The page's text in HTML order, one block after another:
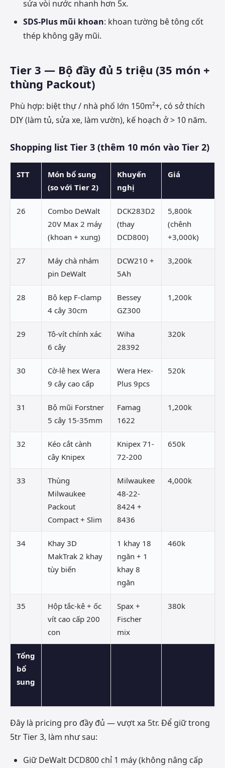
sửa vòi nước nhanh hơn 5x.
SDS-Plus mũi khoan: khoan tường bê tông cốt
thép không gãy mũi.
Tier 3 — Bộ đầy đủ 5 triệu (35 món +
thùng Packout)
Phù hợp: biệt thự / nhà phố lớn 150m²+, có sở thích
DIY (làm tủ, sửa xe, làm vườn), kế hoạch ở > 10 năm.
Shopping list Tier 3 (thêm 10 món vào Tier 2)
STT
Món bổ sung
(so với Tier 2)
Khuyến
nghị
Giá
26
Combo DeWalt
20V Max 2 máy
(khoan + xung)
DCK283D2
(thay
DCD800)
5,800k
(chênh
+3,000k)
27
Máy chà nhám
pin DeWalt
DCW210 +
5Ah
3,200k
28
Bộ kẹp F-clamp
4 cây 30cm
Bessey
GZ300
1,200k
29
Tô-vít chính xác
6 cây
Wiha
28392
320k
30
Cờ-lê hex Wera
9 cây cao cấp
Wera Hex-
Plus 9pcs
520k
31
Bộ mũi Forstner
5 cây 15-35mm
Famag
1622
1,200k
32
Kéo cắt cành
cây Knipex
Knipex 71-
72-200
650k
33
Thùng
Milwaukee
Packout
Compact + Slim
Milwaukee
48-22-
8424 +
8436
4,000k
34
Khay 3D
MakTrak 2 khay
tùy biến
1 khay 18
ngăn + 1
khay 8
ngăn
460k
35
Hộp tắc-kê + ốc
vít cao cấp 200
con
Spax +
Fischer
mix
380k
Tổng
bổ
sung
Đây là pricing pro đầy đủ — vượt xa 5tr. Để giữ trong
5tr Tier 3, làm như sau:
Giữ DeWalt DCD800 chỉ 1 máy (không nâng cấp